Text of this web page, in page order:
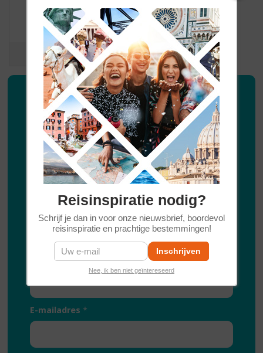
10 207 reviews
Inspiratie
Nieuwsbrief
Wil je graag af en toe reisinspiratie ontvangen van
Diogenes Reizen ontvangen? Laat je emailadres
achter en we houden je graag op de hoogte.
Achternaam
E-mailadres *
Reisinspiratie nodig?
Schrijf je dan in voor onze nieuwsbrief, boordevol
reisinspiratie en prachtige bestemmingen!
Nee, ik ben niet geïntereseerd